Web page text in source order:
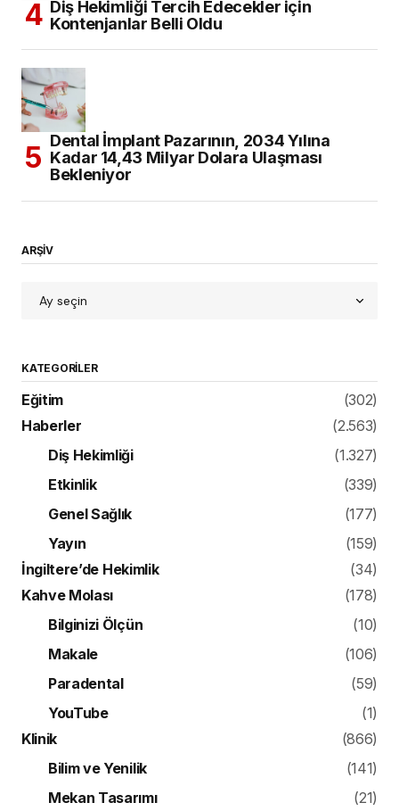
Diş Hekimliği Tercih Edecekler için
Kontenjanlar Belli Oldu
Dental İmplant Pazarının, 2034 Yılına
Kadar 14,43 Milyar Dolara Ulaşması
Bekleniyor
ARŞİV
KATEGORILER
Eğitim
(302)
Haberler
(2.563)
Diş Hekimliği
(1.327)
Etkinlik
(339)
Genel Sağlık
(177)
Yayın
(159)
İngiltere’de Hekimlik
(34)
Kahve Molası
(178)
Bilginizi Ölçün
(10)
Makale
(106)
Paradental
(59)
YouTube
(1)
Klinik
(866)
Bilim ve Yenilik
(141)
Mekan Tasarımı
(21)